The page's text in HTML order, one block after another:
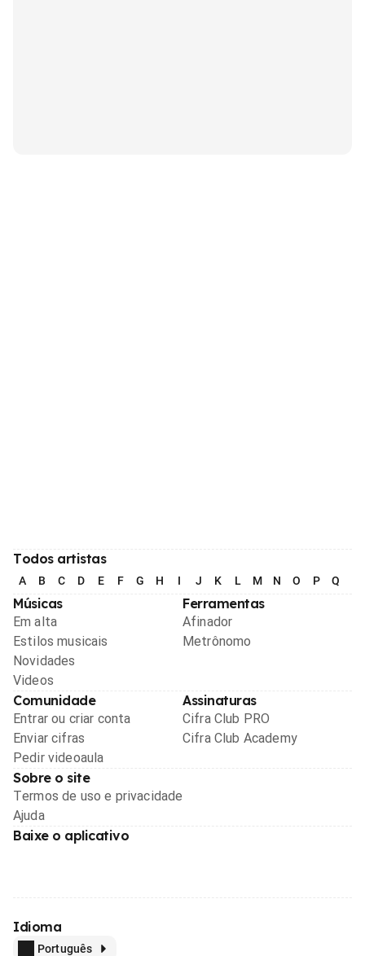
Todos artistas
A B C D E F G H I J K L M N O P Q
Músicas
Em alta
Estilos musicais
Novidades
Videos
Ferramentas
Afinador
Metrônomo
Comunidade
Entrar ou criar conta
Enviar cifras
Pedir videoaula
Assinaturas
Cifra Club PRO
Cifra Club Academy
Sobre o site
Termos de uso e privacidade
Ajuda
Baixe o aplicativo
Idioma
Português